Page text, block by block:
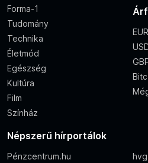
Forma-1
Tudomány
Technika
Életmód
Egészség
Kultúra
Film
Színház
Népszerű hírportálok
Pénzcentrum.hu